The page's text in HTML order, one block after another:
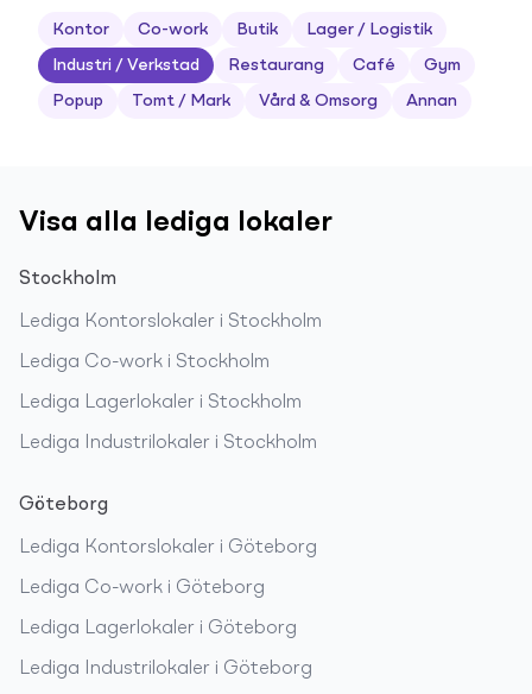
Kontor Co-work Butik Lager / Logistik
Industri / Verkstad Restaurang Café Gym
Popup Tomt / Mark Vård & Omsorg Annan
Visa alla lediga lokaler
Stockholm
Lediga Kontorslokaler i Stockholm
Lediga Co-work i Stockholm
Lediga Lagerlokaler i Stockholm
Lediga Industrilokaler i Stockholm
Göteborg
Lediga Kontorslokaler i Göteborg
Lediga Co-work i Göteborg
Lediga Lagerlokaler i Göteborg
Lediga Industrilokaler i Göteborg